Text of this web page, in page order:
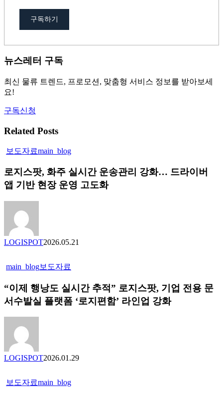
구독하기
뉴스레터 구독
최신 물류 트렌드, 프로모션, 맞춤형 서비스 정보를 받아보세
요!
구독신청
Related Posts
보도자료main_blog
로지스팟, 화주 실시간 운송관리 강화… 드라이버
앱 기반 현장 운영 고도화
LOGISPOT2026.05.21
main_blog보도자료
“이제 행낭도 실시간 추적” 로지스팟, 기업 전용 문
서수발실 플랫폼 ‘로지편함’ 라인업 강화
LOGISPOT2026.01.29
보도자료main_blog